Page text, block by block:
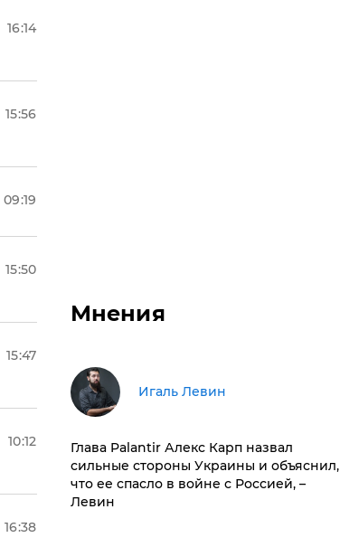
16:14
15:56
09:19
15:50
15:47
10:12
16:38
Мнения
Игаль Левин
Глава Palantir Алекс Карп назвал
сильные стороны Украины и объяснил,
что ее спасло в войне с Россией, –
Левин